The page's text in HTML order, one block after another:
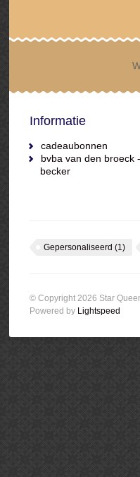
Informatie
cadeaubonnen
bvba van den broeck
becker
Gepersonaliseerd (1)
© Copyright 2026 Star
Powered by Lightspeed